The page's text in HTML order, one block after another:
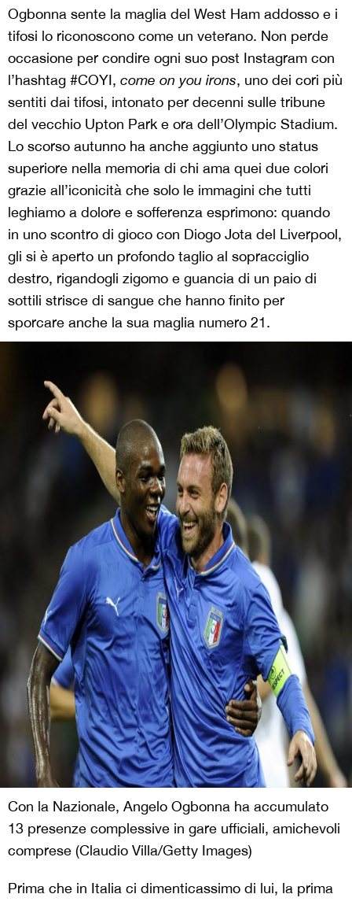
Ogbonna sente la maglia del West Ham addosso e i
tifosi lo riconoscono come un veterano. Non perde
occasione per condire ogni suo post Instagram con
l’hashtag #COYI, come on you irons, uno dei cori più
sentiti dai tifosi, intonato per decenni sulle tribune
del vecchio Upton Park e ora dell’Olympic Stadium.
Lo scorso autunno ha anche aggiunto uno status
superiore nella memoria di chi ama quei due colori
grazie all’iconicità che solo le immagini che tutti
leghiamo a dolore e sofferenza esprimono: quando
in uno scontro di gioco con Diogo Jota del Liverpool,
gli si è aperto un profondo taglio al sopracciglio
destro, rigandogli zigomo e guancia di un paio di
sottili strisce di sangue che hanno finito per
sporcare anche la sua maglia numero 21.
Con la Nazionale, Angelo Ogbonna ha accumulato
13 presenze complessive in gare ufficiali, amichevoli
comprese (Claudio Villa/Getty Images)
Prima che in Italia ci dimenticassimo di lui, la prima